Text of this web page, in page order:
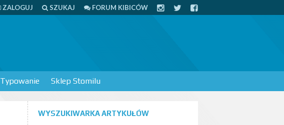
ZALOGUJ SZUKAJ FORUM KIBICÓW
Typowanie Sklep Stomilu
WYSZUKIWARKA ARTYKUŁÓW